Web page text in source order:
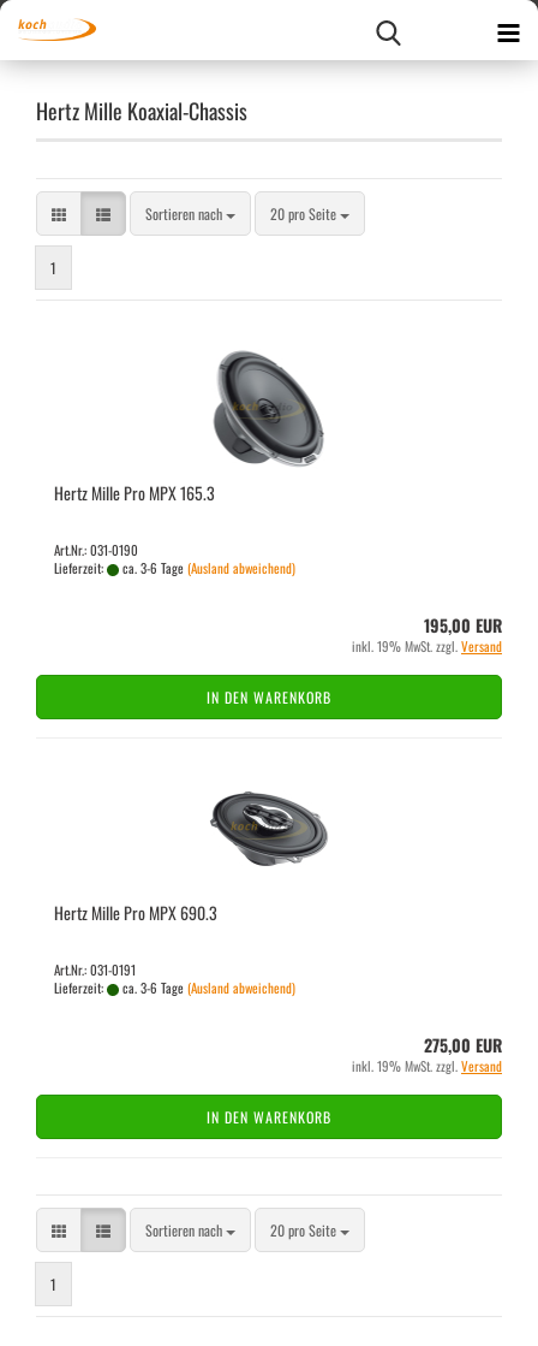
Hertz Mille Koaxial-Chassis
Sortieren nach
Sortieren nach 20 pro Seite
pro Seite
1
Hertz Mille Pro MPX 165.3
Art.Nr.: 031-0190
Lieferzeit:
ca. 3-6 Tage(Ausland abweichend)
195,00 EUR
inkl. 19% MwSt. zzgl.Versand
IN DEN WARENKORB
Hertz Mille Pro MPX 690.3
Art.Nr.: 031-0191
Lieferzeit:
ca. 3-6 Tage(Ausland abweichend)
275,00 EUR
inkl. 19% MwSt. zzgl.Versand
IN DEN WARENKORB
Sortieren nach
Sortieren nach 20 pro Seite
pro Seite
1